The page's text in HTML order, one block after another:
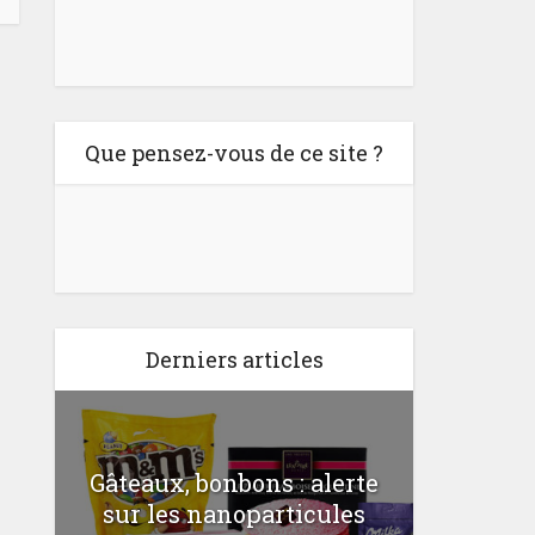
Que pensez-vous de ce site ?
Derniers articles
Gâteaux, bonbons : alerte
sur les nanoparticules